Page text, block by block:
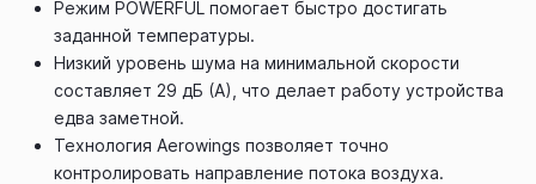
Режим POWERFUL помогает быстро достигать
заданной температуры.
Низкий уровень шума на минимальной скорости
составляет 29 дБ (А), что делает работу устройства
едва заметной.
Технология Aerowings позволяет точно
контролировать направление потока воздуха.